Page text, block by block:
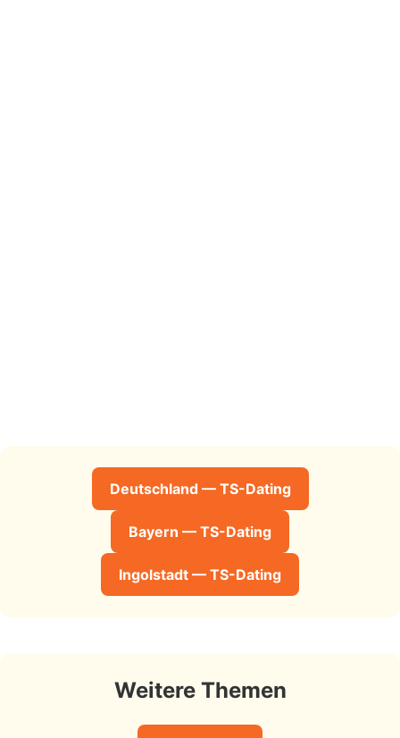
Deutschland — TS-Dating
Bayern — TS-Dating
Ingolstadt — TS-Dating
Weitere Themen